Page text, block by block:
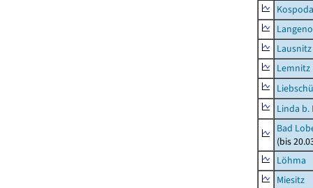
Kospoda
Lemnitz
Linda b.
Bad
(bis
Löhma
Miesitz